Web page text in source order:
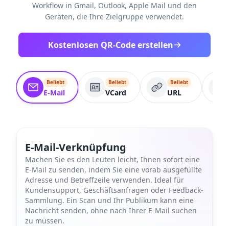
Workflow in Gmail, Outlook, Apple Mail und den
Geräten, die Ihre Zielgruppe verwendet.
Kostenlosen QR-Code erstellen
Beliebt
E-Mail
Beliebt
VCard
Beliebt
URL
E-Mail-Verknüpfung
Machen Sie es den Leuten leicht, Ihnen sofort eine
E-Mail zu senden, indem Sie eine vorab ausgefüllte
Adresse und Betreffzeile verwenden. Ideal für
Kundensupport, Geschäftsanfragen oder Feedback-
Sammlung. Ein Scan und Ihr Publikum kann eine
Nachricht senden, ohne nach Ihrer E-Mail suchen
zu müssen.